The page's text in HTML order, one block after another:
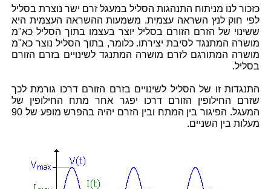
כזכור לנו מניתוח התנהגות הסליל במעגל זרם ישר נוצרת בסליל
לפי חוק לנץ השראה עצמית. משמעות ההשראה העצמית היא
ששינוי של הזרם הזורם בסליל יוצר בעצמו בתוך הסליל כא"מ
מושרה המתנגד לסיבת יצירתו. כלומר, בתוך הסליל נוצר כא"מ
מושרה המתורגם לזרם מושרה המתנגד לשינויים בזרם הזורם
בסליל.
התנגדות זו של הסליל לשינויים בזרם הזורם דרכו גורמת לכך
שזרם החילופין הזורם דרכו יפגר אחר מתח החילופין של
המעגל. הפיגור בין המתח ובין הזרם יהיה בהפרש מופע של 90
מעלות בין השניים.